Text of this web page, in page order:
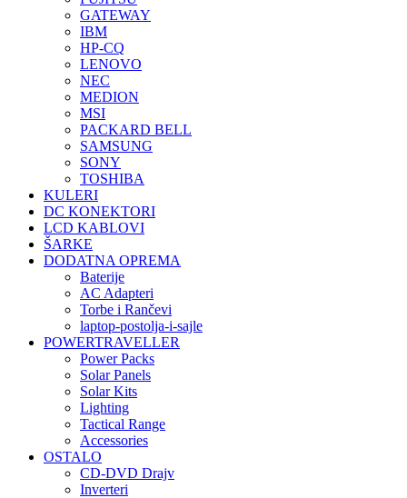
GATEWAY
IBM
HP-CQ
LENOVO
NEC
MEDION
MSI
PACKARD BELL
SAMSUNG
SONY
TOSHIBA
KULERI
DC KONEKTORI
LCD KABLOVI
ŠARKE
DODATNA OPREMA
Baterije
AC Adapteri
Torbe i Rančevi
laptop-postolja-i-sajle
POWERTRAVELLER
Power Packs
Solar Panels
Solar Kits
Lighting
Tactical Range
Accessories
OSTALO
CD-DVD Drajv
Inverteri